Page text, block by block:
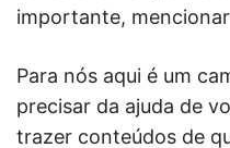
importante,
Para nós aqui é um
precisar da ajuda de
trazer conteúdos de